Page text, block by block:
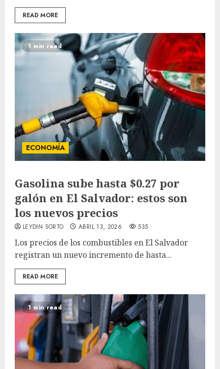
READ MORE
1 min read
ECONOMÍA
Gasolina sube hasta $0.27 por
galón en El Salvador: estos son
los nuevos precios
LEYDIN SORTO ABRIL 13, 2026 535
Los precios de los combustibles en El Salvador
registran un nuevo incremento de hasta...
READ MORE
1 min read